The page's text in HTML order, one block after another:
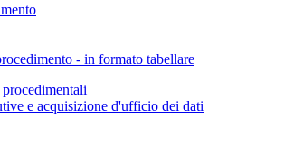
- in formato tabellare
e acquisizione d'ufficio dei dati